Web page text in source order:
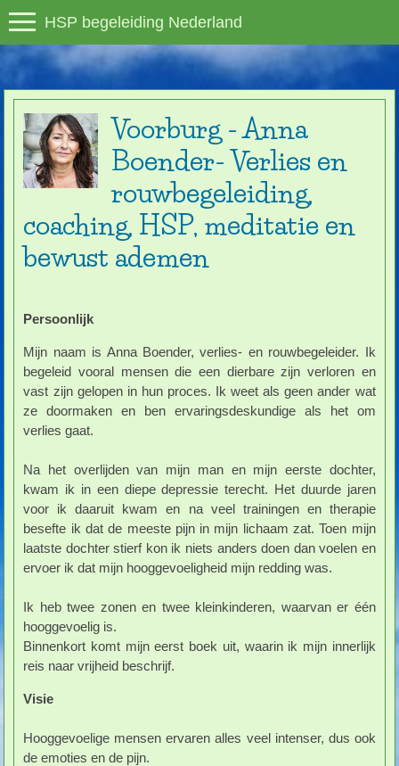
HSP begeleiding Nederland
Voorburg - Anna
Boender- Verlies en
rouwbegeleiding,
coaching, HSP, meditatie en
bewust ademen
Persoonlijk
Mijn naam is Anna Boender, verlies- en rouwbegeleider. Ik
begeleid vooral mensen die een dierbare zijn verloren en
vast zijn gelopen in hun proces. Ik weet als geen ander wat
ze doormaken en ben ervaringsdeskundige als het om
verlies gaat.
Na het overlijden van mijn man en mijn eerste dochter,
kwam ik in een diepe depressie terecht. Het duurde jaren
voor ik daaruit kwam en na veel trainingen en therapie
besefte ik dat de meeste pijn in mijn lichaam zat. Toen mijn
laatste dochter stierf kon ik niets anders doen dan voelen en
ervoer ik dat mijn hooggevoeligheid mijn redding was.
Ik heb twee zonen en twee kleinkinderen, waarvan er één
hooggevoelig is.
Binnenkort komt mijn eerst boek uit, waarin ik mijn innerlijk
reis naar vrijheid beschrijf.
Visie
Hooggevoelige mensen ervaren alles veel intenser, dus ook
de emoties en de pijn.